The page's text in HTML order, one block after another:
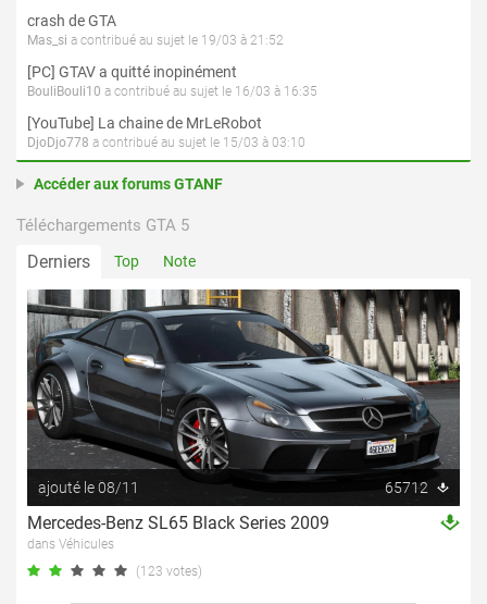
crash de GTA
Mas_si a contribué au sujet le 19/03 à 21:52
[PC] GTAV a quitté inopinément
BouliBouli10 a contribué au sujet le 16/03 à 16:35
[YouTube] La chaine de MrLeRobot
DjoDjo778 a contribué au sujet le 15/03 à 03:10
Accéder aux forums GTANF
Téléchargements GTA 5
Derniers Top Note
ajouté le 08/11 65712
Mercedes-Benz SL65 Black Series 2009
dans Véhicules
(123 votes)